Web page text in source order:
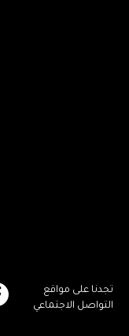
تجدنا على مواقع
التواصل الاجتماعي